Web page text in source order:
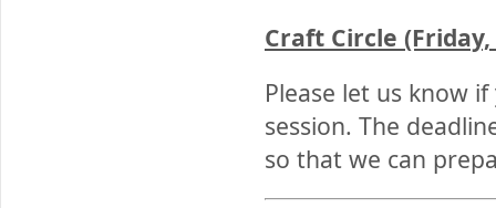
Craft Circle (Friday,
Please let us know
session. The
so that we can